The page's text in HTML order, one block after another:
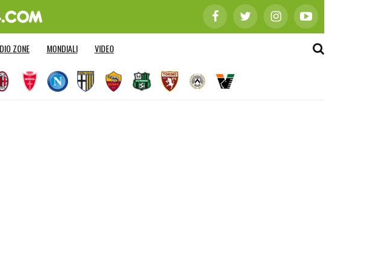
ZONE MONDIALI VIDEO